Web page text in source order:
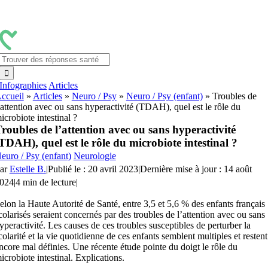
contenu
Infographies Articles
» Articles» Neuro / Psy» Neuro / Psy (enfant)» Troubles de
avec ou sans hyperactivité (TDAH), quel est le rôle du
intestinal ?
de l’attention avec ou sans hyperactivité
quel est le rôle du microbiote intestinal ?
/ Psy (enfant) Neurologie
Estelle B.|Publié le : 20 avril 2023|Dernière mise à jour : 14 août
|4 min de lecture|
la Haute Autorité de Santé, entre 3,5 et 5,6 % des enfants français
seraient concernés par des troubles de l’attention avec ou sans
Les causes de ces troubles susceptibles de perturber la
et la vie quotidienne de ces enfants semblent multiples et restent
mal définies. Une récente étude pointe du doigt le rôle du
intestinal. Explications.